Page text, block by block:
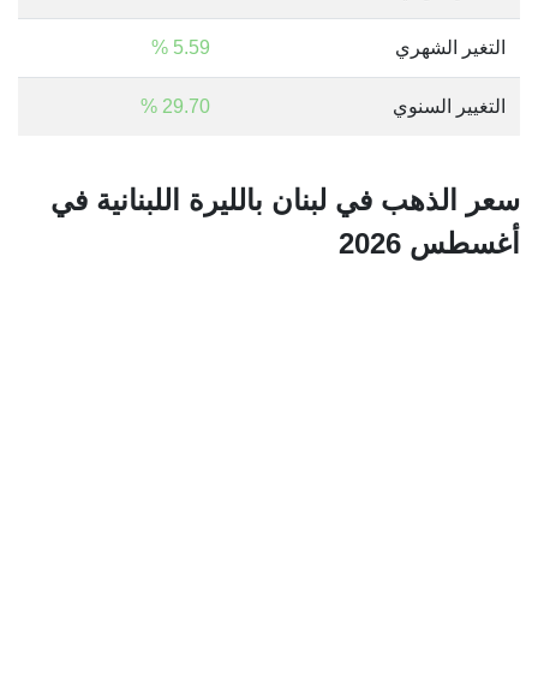
التغير الشهري 5.59 %
التغيير السنوي 29.70 %
سعر الذهب في لبنان بالليرة اللبنانية في
أغسطس 2026